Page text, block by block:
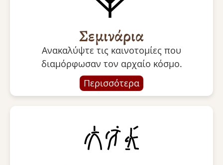
Σεμινάρια
Ανακαλύψτε τις καινοτομίες που
διαμόρφωσαν τον αρχαίο κόσμο.
Περισσότερα